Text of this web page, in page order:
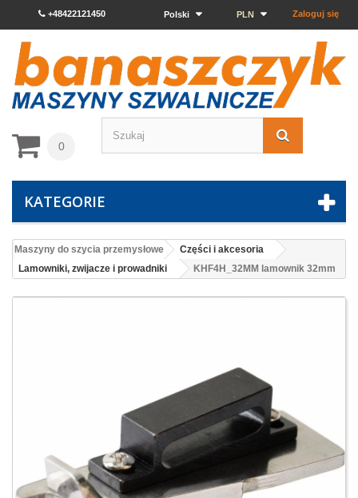
Zaloguj się
PLN
Polski
+48422121450
0
KATEGORIE
Maszyny do szycia przemysłowe
Części i akcesoria
Lamowniki, zwijacze i prowadniki
KHF4H_32MM lamownik 32mm